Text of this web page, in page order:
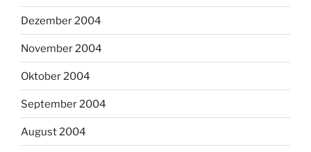
Dezember 2004
November 2004
Oktober 2004
September 2004
August 2004